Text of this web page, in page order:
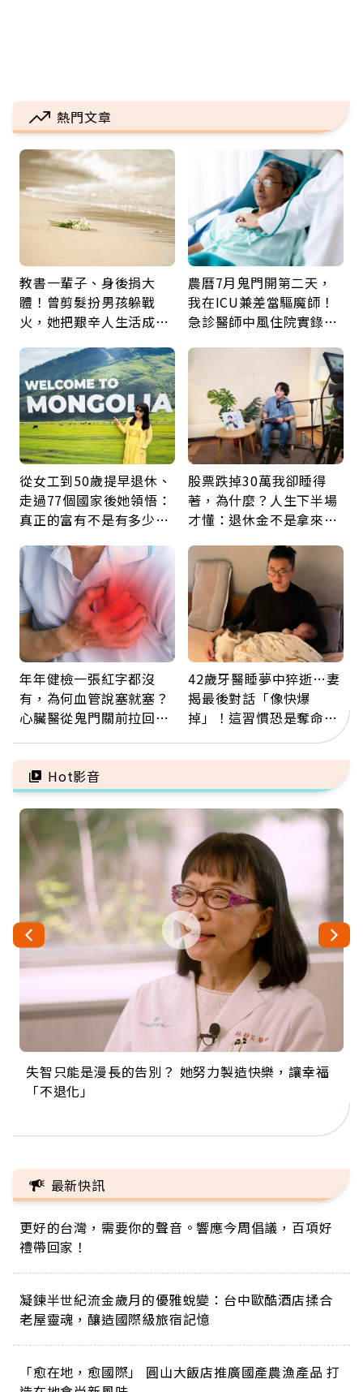
熱門文章
教書一輩子、身後捐大
體！曾剪髮扮男孩躲戰
火，她把艱辛人生活成風
福
農曆7月鬼門開第二天，
我在ICU兼差當驅魔師！
急診醫師中風住院實錄：
從女工到50歲提早退休、
走過77個國家後她領悟：
真正的富有不是有多少
自由
股票跌掉30萬我卻睡得
著，為什麼？人生下半場
才懂：退休金不是拿來拚
不能賭
年年健檢一張紅字都沒
有，為何血管說塞就塞？
心臟醫從鬼門關前拉回病
字
42歲牙醫睡夢中猝逝…妻
揭最後對話「像快爆
掉」！這習慣恐是奪命原
因：沒有一份工作值得用
命交換
Hot影音
失智只能是漫長的告別？ 她努力製造快樂，讓幸福
「不退化」
來自剛果的巧克力神父 為台灣奉獻36年 「台灣是我
的家，我連作夢都講台語！」
63歲卸矽谷副總、搬回台灣找快樂！「蛋黃哥小
丑」走進安養院，逗樂上萬爺奶：退休後才開始真
104歲打破金氏世界紀錄 成為全球最年長羽球選
手，分享長壽的秘密原來是「這個」
事業巔峰他選擇追夢…黑手阿伯拉小提琴還登上小
巨蛋！連CNN都大讚！
最新快訊
更好的台灣，需要你的聲音。響應今周倡議，百項好
禮帶回家！
凝鍊半世紀流金歲月的優雅蛻變：台中歐酷酒店揉合
老屋靈魂，釀造國際級旅宿記憶
「愈在地，愈國際」 圓山大飯店推廣國產農漁產品 打